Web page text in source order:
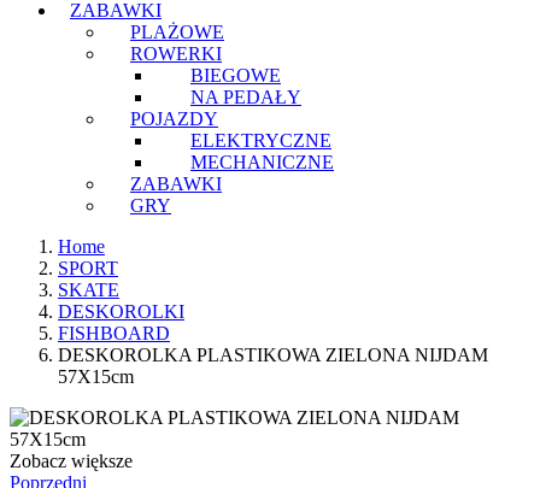
ZABAWKI
PLAŻOWE
ROWERKI
BIEGOWE
NA PEDAŁY
POJAZDY
ELEKTRYCZNE
MECHANICZNE
ZABAWKI
GRY
Home
SPORT
SKATE
DESKOROLKI
FISHBOARD
DESKOROLKA PLASTIKOWA ZIELONA NIJDAM
57X15cm
Zobacz większe
Poprzedni